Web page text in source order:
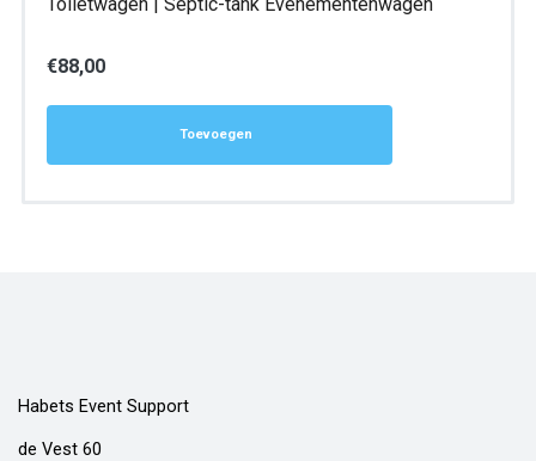
€88,00
Toevoegen
Habets Event Support
de Vest 60